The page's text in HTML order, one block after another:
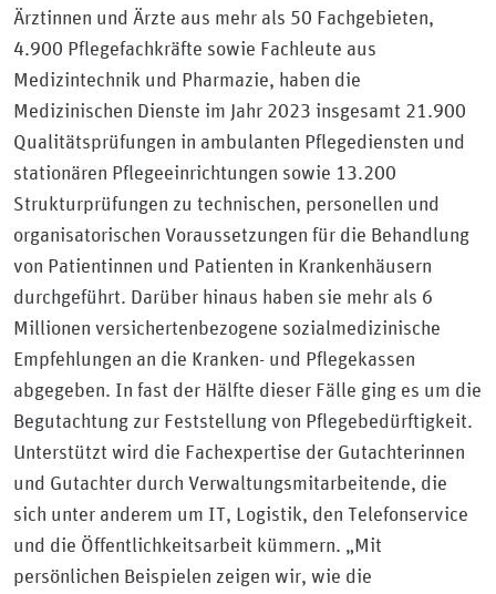
Ärztinnen und Ärzte aus mehr als 50 Fachgebieten,
4.900 Pflegefachkräfte sowie Fachleute aus
Medizintechnik und Pharmazie, haben die
Medizinischen Dienste im Jahr 2023 insgesamt 21.900
Qualitätsprüfungen in ambulanten Pflegediensten und
stationären Pflegeeinrichtungen sowie 13.200
Strukturprüfungen zu technischen, personellen und
organisatorischen Voraussetzungen für die Behandlung
von Patientinnen und Patienten in Krankenhäusern
durchgeführt. Darüber hinaus haben sie mehr als 6
Millionen versichertenbezogene sozialmedizinische
Empfehlungen an die Kranken- und Pflegekassen
abgegeben. In fast der Hälfte dieser Fälle ging es um die
Begutachtung zur Feststellung von Pflegebedürftigkeit.
Unterstützt wird die Fachexpertise der Gutachterinnen
und Gutachter durch Verwaltungsmitarbeitende, die
sich unter anderem um IT, Logistik, den Telefonservice
und die Öffentlichkeitsarbeit kümmern. „Mit
persönlichen Beispielen zeigen wir, wie die